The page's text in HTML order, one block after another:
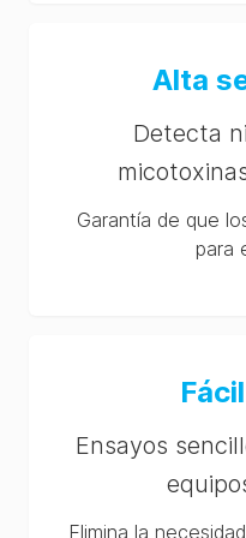
Alta
Detecta
Garantía de que
para
Ensayos
Elimina la